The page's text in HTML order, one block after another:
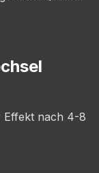
Effekt nach 4-8